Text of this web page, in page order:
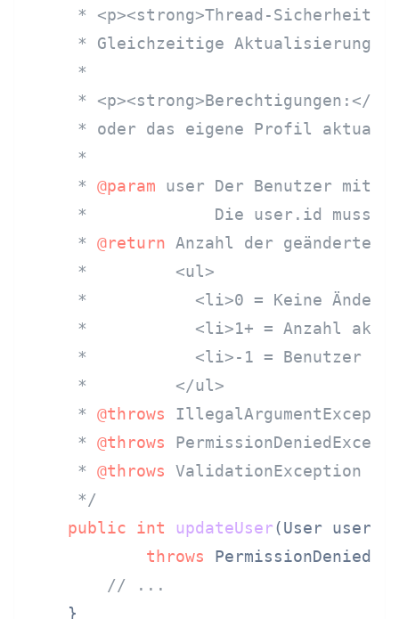
* <p><strong>Thread-
* Gleichzeitige
     *
* <p><strong>Berechtigungen:</
* oder das eigene Profil
     *
     *
@param user Der Benutzer mit
*             Die user.id muss
     *
@return Anzahl der geänderten
     *         <ul>
*           <li>0 = Keine
*           <li>1+ = Anzahl
*           <li>-1 = Benutzer
     *         </ul>
     *
@throws
     *
@throws
     *
@throws ValidationException
     */
public
int updateUser(User user)
throws
// ...
    }